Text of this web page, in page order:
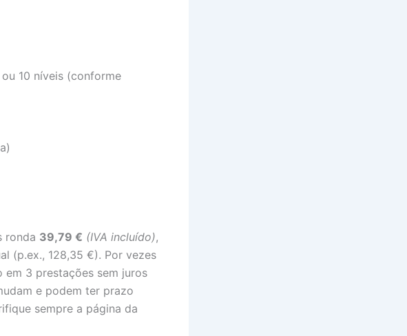
10 níveis (conforme
ronda 39,79 € (IVA incluído),
(p.ex., 128,35 €). Por vezes
3 prestações sem juros
e podem ter prazo
sempre a página da